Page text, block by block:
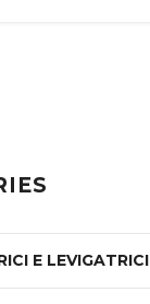
E LEVIGATRICI